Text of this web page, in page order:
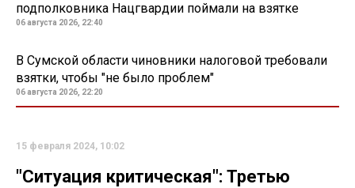
подполковника Нацгвардии поймали на взятке
06 августа 2026, 22:40
В Сумской области чиновники налоговой требовали
взятки, чтобы "не было проблем"
06 августа 2026, 22:20
15 февраля 2024, 10:02
"Ситуация критическая": Третью